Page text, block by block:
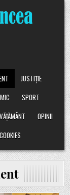
JUSTIȚIE
SPORT
OPINII
COOKIES